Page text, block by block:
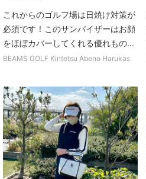
これからのゴルフ場は日焼け対策が
必須です！このサンバイザーはお顔
をほぼカバーしてくれる優れもの...
BEAMS GOLF Kintetsu Abeno Harukas